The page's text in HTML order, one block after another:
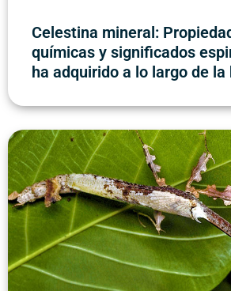
Celestina mineral:
químicas y significados
ha adquirido a lo largo de la